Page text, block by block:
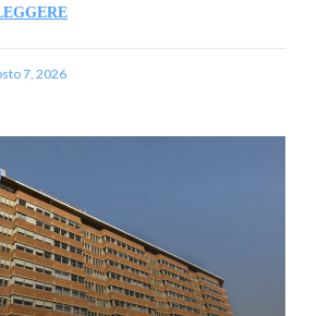
7, 2026